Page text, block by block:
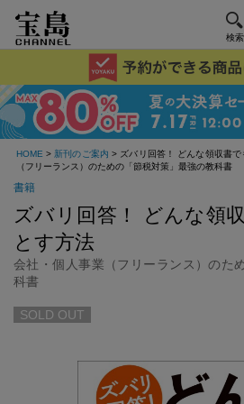
検索
HOME > 新刊のご案内 > ズバリ回答！ どんな領収書
（フリーランス）のための「節税対策」最強の教科書
書籍
ズバリ回答！ どんな領
とす方法
会社・個人事業（フリーランス）のた
科書
SOLD OUT